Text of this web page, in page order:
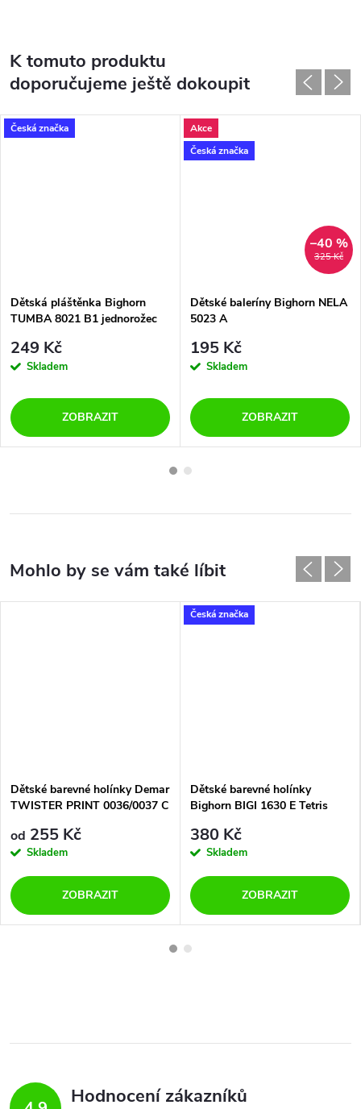
K tomuto produktu
doporučujeme ještě dokoupit
Česká značka
Dětská pláštěnka Bighorn
TUMBA 8021 B1 jednorožec
249 Kč
Skladem
ZOBRAZIT
Akce
Česká značka
325 Kč
–40 %
Dětské baleríny Bighorn NELA
5023 A
195 Kč
Skladem
ZOBRAZIT
Dětské barevné holínky Demar
TWISTER PRINT 0036/0037 C
od 255 Kč
Skladem
ZOBRAZIT
Česká značka
Dětské barevné holínky
Bighorn BIGI 1630 E Tetris
380 Kč
Skladem
ZOBRAZIT
Hodnocení zákazníků